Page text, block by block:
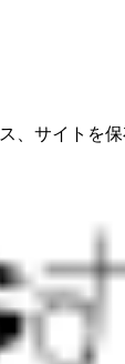
、サイトを保